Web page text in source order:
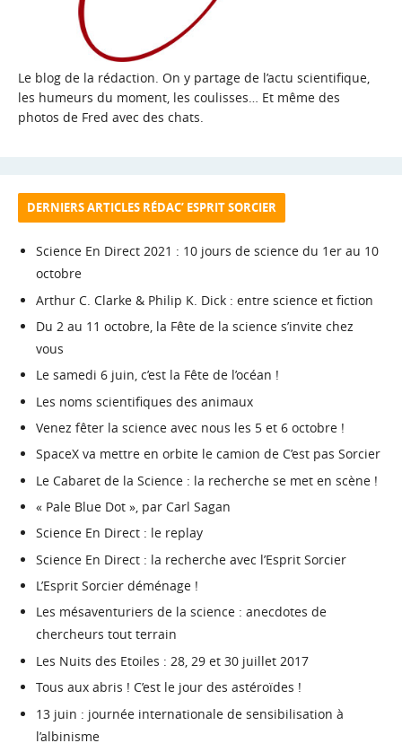
Le blog de la rédaction. On y partage de l’actu scientifique,
les humeurs du moment, les coulisses… Et même des
photos de Fred avec des chats.
DERNIERS ARTICLES RÉDAC’ ESPRIT SORCIER
Science En Direct 2021 : 10 jours de science du 1er au 10
octobre
Arthur C. Clarke & Philip K. Dick : entre science et fiction
Du 2 au 11 octobre, la Fête de la science s’invite chez
vous
Le samedi 6 juin, c’est la Fête de l’océan !
Les noms scientifiques des animaux
Venez fêter la science avec nous les 5 et 6 octobre !
SpaceX va mettre en orbite le camion de C’est pas Sorcier
Le Cabaret de la Science : la recherche se met en scène !
« Pale Blue Dot », par Carl Sagan
Science En Direct : le replay
Science En Direct : la recherche avec l’Esprit Sorcier
L’Esprit Sorcier déménage !
Les mésaventuriers de la science : anecdotes de
chercheurs tout terrain
Les Nuits des Etoiles : 28, 29 et 30 juillet 2017
Tous aux abris ! C’est le jour des astéroïdes !
13 juin : journée internationale de sensibilisation à
l’albinisme